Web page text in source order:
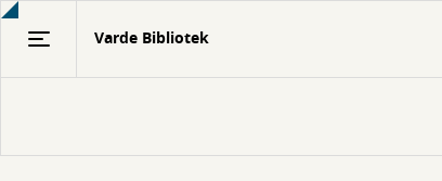
Gå
Varde Bibliotek